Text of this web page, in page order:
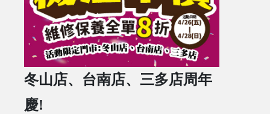
冬山店、台南店、三多店周年
慶!